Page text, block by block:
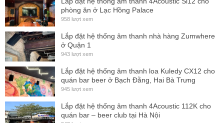
dụng nam châm Neodymium mang đến chất âm tuyệt hay,
chắc nịch nhưng đôi lúc lại sâu lắng thích hợp với nhiều thể
loại nhạc từ trữ tình đến nhạc sàn, remix cực mạnh.
Được trang bị công suất Min là 4500W và có thể lên tới
18000W kết hợp với độ nhạy 101 dB sẽ đáp ứng tốt nhu cầu
cho những hệ thống âm thanh như bar, sân khấu ngoài
trời, karaoke,...
- Với 3 củ Neodymium cao cấp, mỗi củ loa cócông suất
phòng ăn ở Lạc Hồng Palace
958 lượt xem
Lắp đặt hệ thống âm thanh nhà hàng Zumwhere
ở Quận 1
943 lượt xem
Lắp đặt hệ thống âm thanh loa Kuledy CX12 cho
quán bar beer ở Bạch Đằng, Hai Bà Trưng
945 lượt xem
Lắp đặt hệ thống âm thanh 4Acoustic 112K cho
quán bar – beer club tại Hà Nội